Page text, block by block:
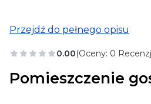
Przejdź do pełnego opisu
0.00(Oceny: 0
Pomieszczenie